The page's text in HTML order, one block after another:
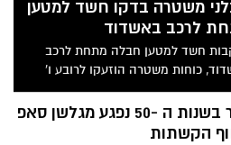
משטרה בדקו חשד למטען
לרכב באשדוד
חשד למטען חבלה מתחת לרכב
כוחות משטרה הוזעקו לרובע ו'
לאחר בדיקת חבלני משטרה, נשלל
למטען
גבר בשנות ה -50 נפגע מגלשן סאפ
הקשתות